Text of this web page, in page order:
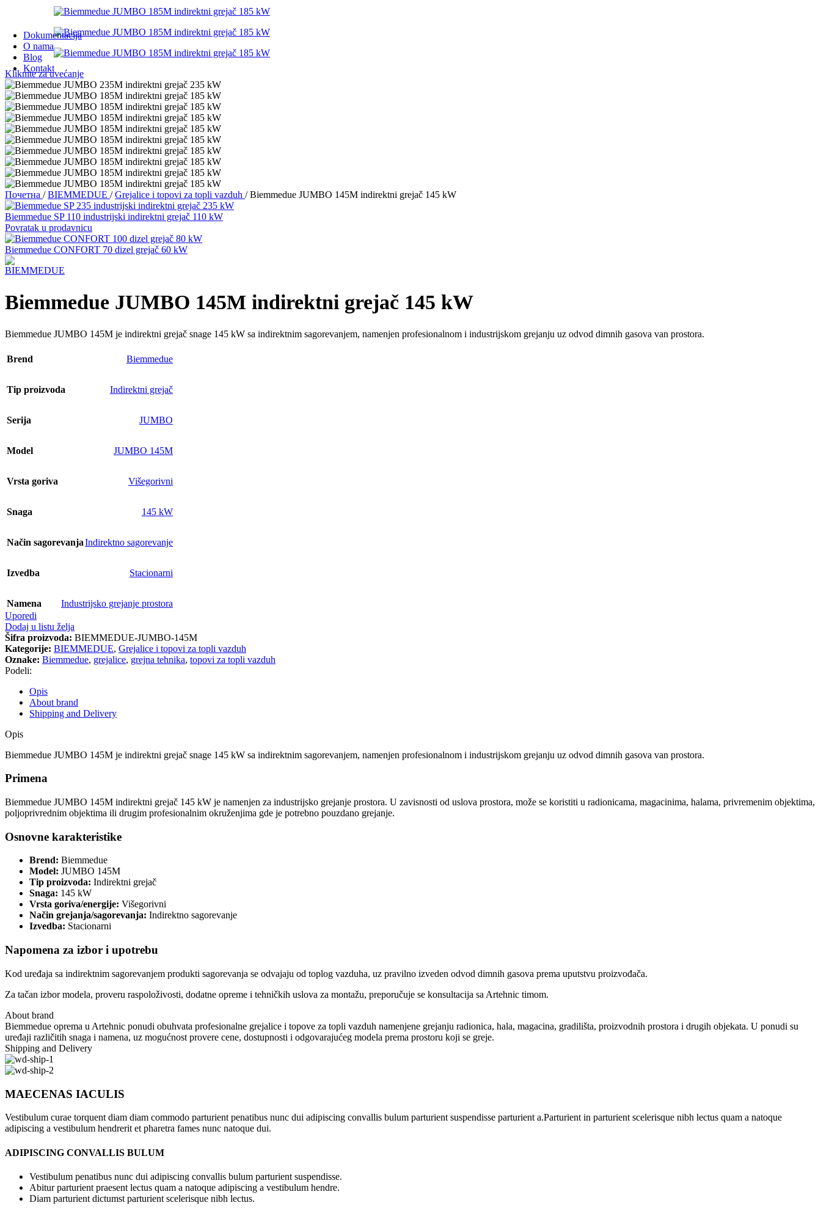
Dokumentacija
O nama
Blog
Kontakt
Kliknite za uvećanje
Почетна / BIEMMEDUE / Grejalice i topovi za topli vazduh / Biemmedue JUMBO 145M indirektni grejač 145 kW
Biemmedue SP 110 industrijski indirektni grejač 110 kW
Povratak u prodavnicu
Biemmedue CONFORT 70 dizel grejač 60 kW
Biemmedue JUMBO 145M indirektni grejač 145 kW
Biemmedue JUMBO 145M je indirektni grejač snage 145 kW sa indirektnim sagorevanjem, namenjen profesionalnom i industrijskom grejanju uz odvod dimnih gasova van prostora.
Brend Biemmedue
Tip proizvoda Indirektni grejač
Serija JUMBO
Model JUMBO 145M
Vrsta goriva Višegorivni
Snaga 145 kW
Način sagorevanjaIndirektno sagorevanje
Izvedba Stacionarni
Namena
Industrijsko grejanje prostora
Uporedi
Dodaj u listu želja
Šifra proizvoda: BIEMMEDUE-JUMBO-145M
Kategorije: BIEMMEDUE, Grejalice i topovi za topli vazduh
Oznake: Biemmedue, grejalice, grejna tehnika, topovi za topli vazduh
Podeli:
Opis
About brand
Shipping and Delivery
Opis
Biemmedue JUMBO 145M je indirektni grejač snage 145 kW sa indirektnim sagorevanjem, namenjen profesionalnom i industrijskom grejanju uz odvod dimnih gasova van prostora.
Primena
Biemmedue JUMBO 145M indirektni grejač 145 kW je namenjen za industrijsko grejanje prostora. U zavisnosti od uslova prostora, može se koristiti u radionicama, magacinima, halama, privremenim objektima,
poljoprivrednim objektima ili drugim profesionalnim okruženjima gde je potrebno pouzdano grejanje.
Osnovne karakteristike
Brend: Biemmedue
Model: JUMBO 145M
Tip proizvoda: Indirektni grejač
Snaga: 145 kW
Vrsta goriva/energije: Višegorivni
Način grejanja/sagorevanja: Indirektno sagorevanje
Izvedba: Stacionarni
Napomena za izbor i upotrebu
Kod uređaja sa indirektnim sagorevanjem produkti sagorevanja se odvajaju od toplog vazduha, uz pravilno izveden odvod dimnih gasova prema uputstvu proizvođača.
Za tačan izbor modela, proveru raspoloživosti, dodatne opreme i tehničkih uslova za montažu, preporučuje se konsultacija sa Artehnic timom.
About brand
Biemmedue oprema u Artehnic ponudi obuhvata profesionalne grejalice i topove za topli vazduh namenjene grejanju radionica, hala, magacina, gradilišta, proizvodnih prostora i drugih objekata. U ponudi su
uređaji različitih snaga i namena, uz mogućnost provere cene, dostupnosti i odgovarajućeg modela prema prostoru koji se greje.
Shipping and Delivery
MAECENAS IACULIS
Vestibulum curae torquent diam diam commodo parturient penatibus nunc dui adipiscing convallis bulum parturient suspendisse parturient a.Parturient in parturient scelerisque nibh lectus quam a natoque
adipiscing a vestibulum hendrerit et pharetra fames nunc natoque dui.
ADIPISCING CONVALLIS BULUM
Vestibulum penatibus nunc dui adipiscing convallis bulum parturient suspendisse.
Abitur parturient praesent lectus quam a natoque adipiscing a vestibulum hendre.
Diam parturient dictumst parturient scelerisque nibh lectus.